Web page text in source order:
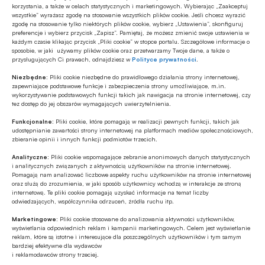
korzystania, a także w celach statystycznych i marketingowych. Wybierając „Zaakceptuj
wszystkie” wyrażasz zgodę na stosowanie wszystkich plików cookie. Jeśli chcesz wyrazić
zgodę na stosowanie tylko niektórych plików cookie, wybierz „Ustawienia”, skonfiguruj
preferencje i wybierz przycisk „Zapisz”. Pamiętaj, że możesz zmienić swoje ustawienia w
każdym czasie klikając przycisk „Pliki cookie” w stopce portalu. Szczegółowe informacje o
sposobie, w jaki używamy plików cookie oraz przetwarzamy Twoje dane, a także o
przysługujących Ci prawach, odnajdziesz wPolityce prywatności
Niezbędne: Pliki cookie niezbędne do prawidłowego działania strony internetowej,
zapewniające podstawowe funkcje i zabezpieczenia strony umożliwiające, m.in.
wykorzystywanie podstawowych funkcji takich jak nawigacja na stronie internetowej, czy
tez dostęp do jej obszarów wymagających uwierzytelnienia.
Funkcjonalne: Pliki cookie, które pomagają w realizacji pewnych funkcji, takich jak
udostępnianie zawartości strony internetowej na platformach mediów społecznościowych,
zbieranie opinii i innych funkcji podmiotów trzecich.
Analityczne: Pliki cookie wspomagające zebranie anonimowych danych statystycznych
i analitycznych związanych z aktywnością użytkowników na stronie internetowej.
Pomagają nam analizować liczbowe aspekty ruchu użytkowników na stronie internetowej
oraz służą do zrozumienia, w jaki sposób użytkownicy wchodzą w interakcje ze stroną
internetową. Te pliki cookie pomagają uzyskać informacje na temat liczby
odwiedzających, współczynnika odrzuceń, źródła ruchu itp.
Marketingowe: Pliki cookie stosowane do analizowania aktywności użytkowników,
wyświetlania odpowiednich reklam i kampanii marketingowych. Celem jest wyświetlanie
reklam, które są istotne i interesujące dla poszczególnych użytkowników i tym samym
bardziej efektywne dla wydawców
i reklamodawców strony trzeciej.
kredyt na zakupy, a wśród entuzjastów królują Polacy.
Odroczona płatność (BNPL) to jedna z najszybciej
rosnących metod płatności w sieci, podkreślają eksperci
ZEN.COM.
Bezgotówkowo
21.10.2022 13:52
Polacy liderami płatności
elektronicznych
eService, lider polskiego rynku akceptacji kart płatniczych i
największy agent rozliczeniowy w Europie Środkowo-
Wschodniej przeprowadził w 14 krajach świata badanie pt.
badaniem to: Polska, Czechy, Słowacja, Węgry, Rumunia,
Chorwacja, Bułgaria, Słowenia, Niemcy, Irlandia, Wielka
Brytania, Meksyk, Hiszpania i Portugalia. Partnerem badania
w regionie Europy Środkowo-Wschodniej, w tym w Polsce,
Bezgotówkowo
20.10.2022 14:05
Gdzie Polacy nie mogą płacić
bezgotówkowo?
Mimo dynamicznego rozwoju obrotu bezgotówkowego, w
Polsce nadal istnieją miejsca, w których można płacić tylko
gotówką. Brak możliwości zapłacenia kartą, podobnie jak w